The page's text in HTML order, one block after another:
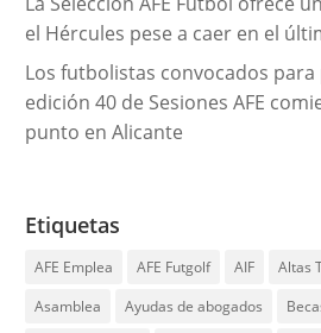
el Hércules pese a caer en el
Los futbolistas convocados
edición 40 de Sesiones AFE
punto en Alicante
Etiquetas
AFE Emplea AFE Futgolf AIF
Altas
Asamblea
Ayudas de abogados